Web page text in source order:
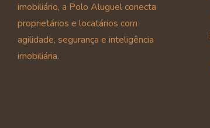
imobiliário, a Polo Aluguel conecta
proprietários e locatários com
agilidade, segurança e inteligência
imobiliária.